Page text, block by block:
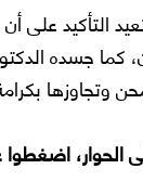
التأكيد على
كما جسده
وتجاوزها
الحوار، اضغطوا